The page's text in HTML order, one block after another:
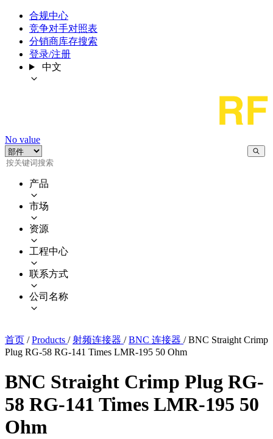
合规中心
竞争对手对照表
分销商库存搜索
登录/注册
中文
No value
产品
市场
资源
工程中心
联系方式
公司名称
首页 / Products / 射频连接器 / BNC 连接器 / BNC Straight Crimp
Plug RG-58 RG-141 Times LMR-195 50 Ohm
BNC Straight Crimp Plug RG-
58 RG-141 Times LMR-195 50
Ohm